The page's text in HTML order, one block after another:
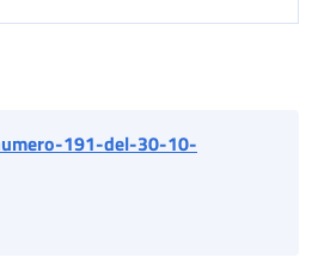
191-del-30-10-